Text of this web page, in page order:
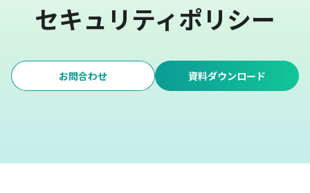
セキュリティポリシー
お問合わせ 資料ダウンロード